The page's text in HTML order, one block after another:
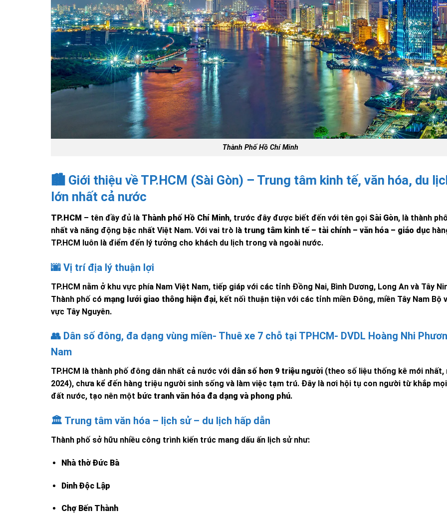
Thành Phố Hồ Chí Minh
🏙️ Giới thiệu về TP.HCM (Sài Gòn) – Trung tâm kinh tế, văn hóa, du
lớn nhất cả nước
TP.HCM – tên đầy đủ là Thành phố Hồ Chí Minh, trước đây được biết đến với tên gọi Sài Gòn, là thành
nhất và năng động bậc nhất Việt Nam. Với vai trò là trung tâm kinh tế – tài chính – văn hóa – giáo dục
TP.HCM luôn là điểm đến lý tưởng cho khách du lịch trong và ngoài nước.
🌆 Vị trí địa lý thuận lợi
TP.HCM nằm ở khu vực phía Nam Việt Nam, tiếp giáp với các tỉnh Đồng Nai, Bình Dương, Long An và Tây
Thành phố có mạng lưới giao thông hiện đại, kết nối thuận tiện với các tỉnh miền Đông, miền Tây Nam Bộ
vực Tây Nguyên.
👥 Dân số đông, đa dạng vùng miền- Thuê xe 7 chỗ tại TPHCM- DVDL Hoàng Nhi
Nam
TP.HCM là thành phố đông dân nhất cả nước với dân số hơn 9 triệu người (theo số liệu thống kê mới nhất,
2024), chưa kể đến hàng triệu người sinh sống và làm việc tạm trú. Đây là nơi hội tụ con người từ khắp
đất nước, tạo nên một bức tranh văn hóa đa dạng và phong phú.
🏛️ Trung tâm văn hóa – lịch sử – du lịch hấp dẫn
Thành phố sở hữu nhiều công trình kiến trúc mang dấu ấn lịch sử như:
Nhà thờ Đức Bà
Dinh Độc Lập
Chợ Bến Thành